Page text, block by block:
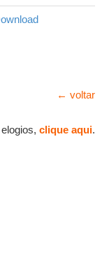
← voltar
clique aqui.